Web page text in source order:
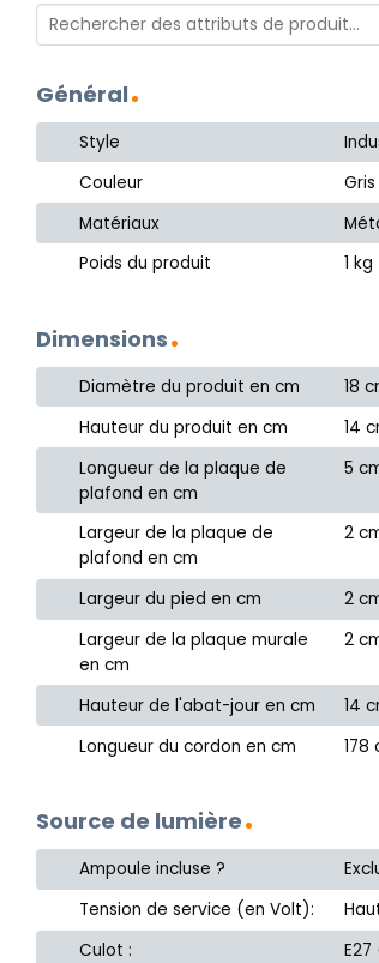
Général
Style
Couleur
Gris
Matériaux
Poids du produit
1 kg
Dimensions
Diamètre du produit en cm
18
Hauteur du produit en cm
14
Longueur de la plaque de
plafond en cm
5
Largeur de la plaque de
plafond en cm
2
Largeur du pied en cm
2
Largeur de la plaque murale
en cm
2
Hauteur de l'abat-jour en cm
14
Longueur du cordon en cm
178
Source de lumière
Ampoule incluse ?
Tension de service (en Volt):
Culot :